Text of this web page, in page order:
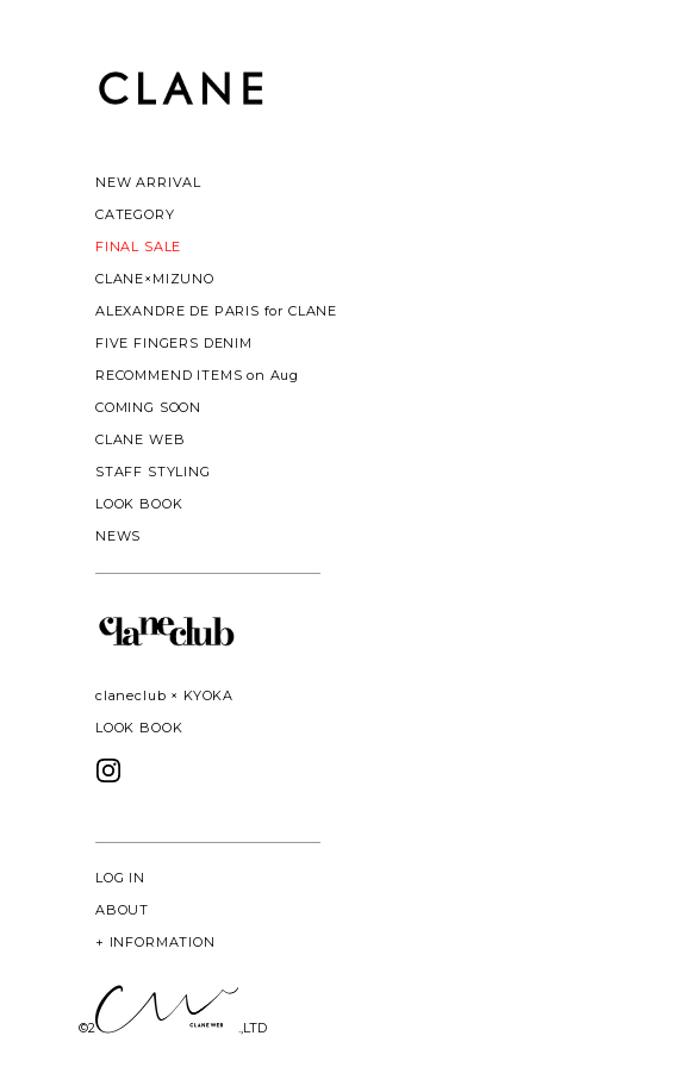
NEW ARRIVAL
CATEGORY
FINAL SALE
CLANE×MIZUNO
ALEXANDRE DE PARIS for CLANE
FIVE FINGERS DENIM
RECOMMEND ITEMS on Aug
COMING SOON
CLANE WEB
STAFF STYLING
LOOK BOOK
NEWS
claneclub × KYOKA
LOOK BOOK
LOG IN
ABOUT
+ INFORMATION
©2026 CLANE DESIGN CO.,LTD